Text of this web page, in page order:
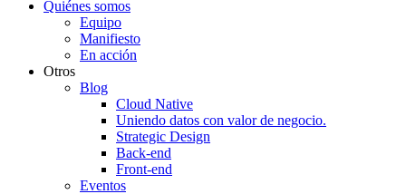
Quiénes somos
Equipo
Manifiesto
En acción
Otros
Blog
Cloud Native
Uniendo datos con valor de negocio.
Strategic Design
Back-end
Front-end
Eventos